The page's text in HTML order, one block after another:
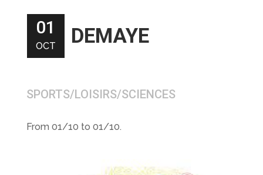
01
OCT DEMAYE
SPORTS/LOISIRS/SCIENCES
From 01/10 to 01/10.